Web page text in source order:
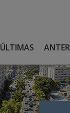
ÚLTIMAS